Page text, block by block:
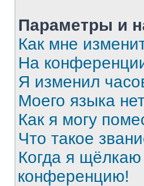
Параметры и
Как мне
На
Я изменил
Моего языка
Как я могу
Что такое
Когда я
конференцию!